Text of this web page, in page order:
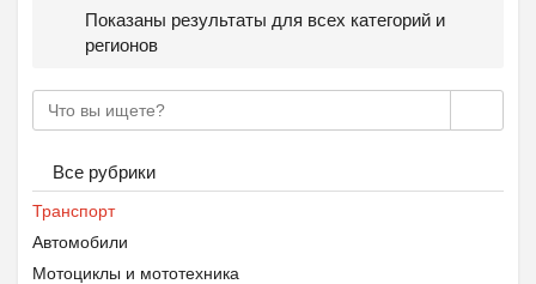
Показаны результаты для всех категорий и
регионов
Все рубрики
Транспорт
Автомобили
Мотоциклы и мототехника